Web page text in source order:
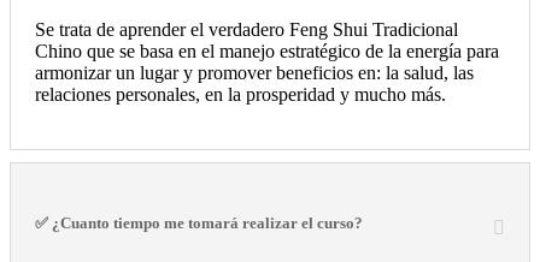
Se trata de aprender el verdadero Feng Shui Tradicional
Chino que se basa en el manejo estratégico de la energía para
armonizar un lugar y promover beneficios en: la salud, las
relaciones personales, en la prosperidad y mucho más.
✅ ¿Cuanto tiempo me tomará realizar el curso?